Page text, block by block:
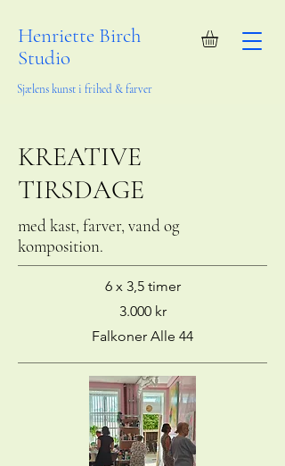
Henriette Birch
Studio
Sjælens kunst i frihed & farver
KREATIVE
TIRSDAGE
med kast, farver, vand og
komposition.
6 x 3,5 timer
3.000 kr
Falkoner Alle 44